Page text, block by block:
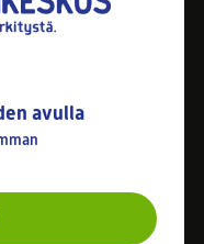
21.8. klo 8-16
avulla